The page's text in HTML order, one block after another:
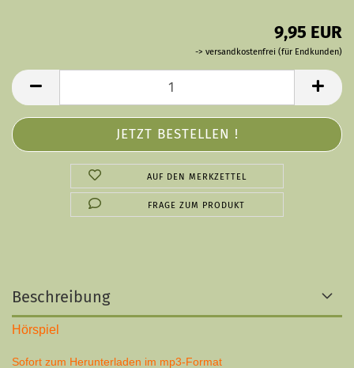
9,95 EUR
-> versandkostenfrei (für Endkunden)
AUF DEN MERKZETTEL
FRAGE ZUM PRODUKT
Beschreibung
Hörspiel
Sofort zum Herunterladen im mp3-Format